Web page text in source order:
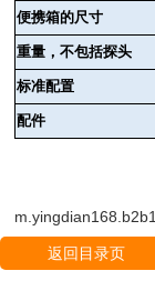
便携箱的尺寸
重量，不包括探头
标准配置
配件
返回目录页